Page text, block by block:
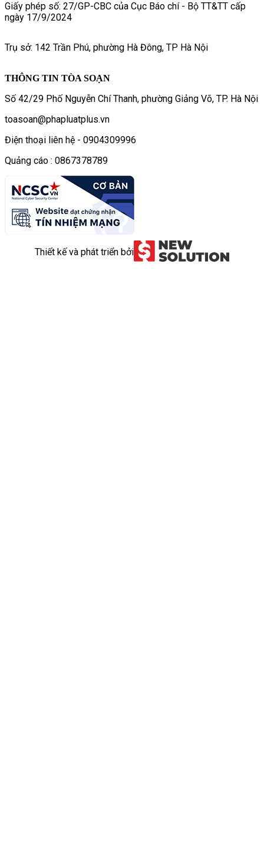
Giấy phép số: 27/GP-CBC của Cục Báo chí - Bộ TT&TT cấp
ngày 17/9/2024
Trụ sở: 142 Trần Phú, phường Hà Đông, TP Hà Nội
THÔNG TIN TÒA SOẠN
Số 42/29 Phố Nguyễn Chí Thanh, phường Giảng Võ, TP. Hà Nội
toasoan@phapluatplus.vn
Điện thoại liên hệ - 0904309996
Quảng cáo : 0867378789
Thiết kế và phát triển bởi